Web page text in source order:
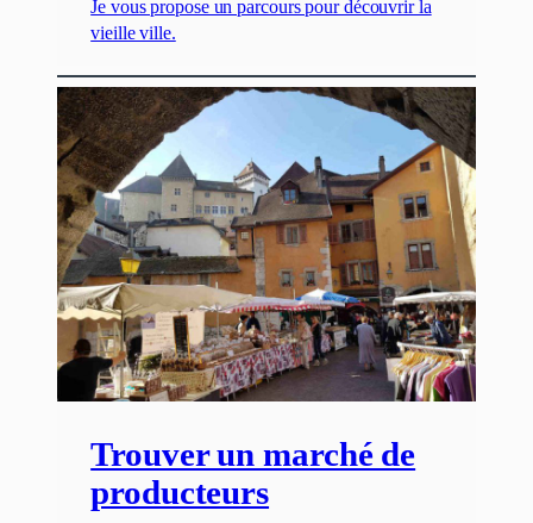
Je vous propose un parcours pour découvrir la
vieille ville.
Trouver un marché de
producteurs